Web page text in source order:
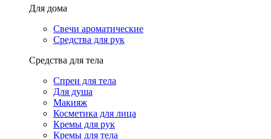
Для дома
Свечи ароматические
Средства для рук
Средства для тела
Спреи для тела
Для душа
Макияж
Косметика для лица
Кремы для рук
Кремы для тела